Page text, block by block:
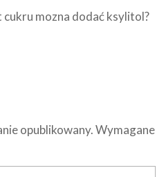
mozna dodać ksylitol?
opublikowany.Wymagane